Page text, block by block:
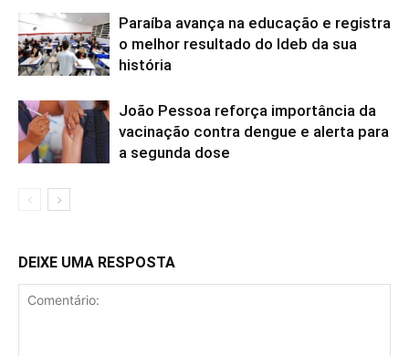
Paraíba avança na educação e registra
o melhor resultado do Ideb da sua
história
João Pessoa reforça importância da
vacinação contra dengue e alerta para
a segunda dose
DEIXE UMA RESPOSTA